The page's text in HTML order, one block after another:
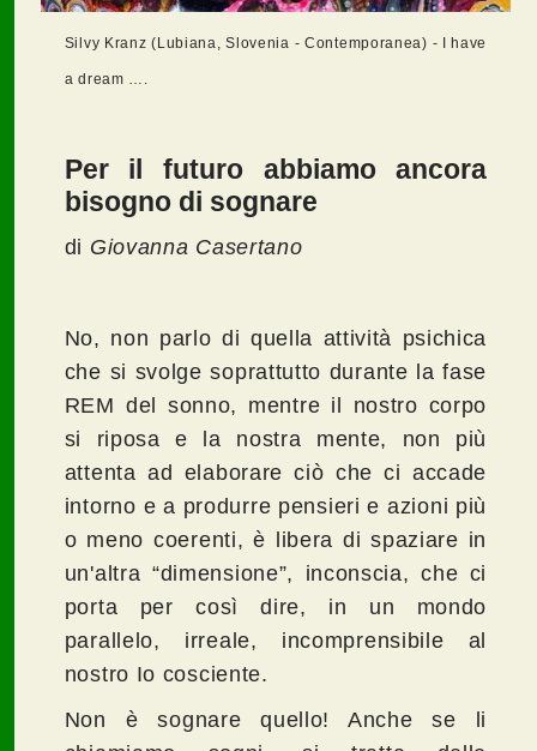
Silvy Kranz (Lubiana, Slovenia - Contemporanea) - I have
a dream ….
Per il futuro abbiamo ancora
bisogno di sognare
di Giovanna Casertano
No, non parlo di quella attività psichica
che si svolge soprattutto durante la fase
REM del sonno, mentre il nostro corpo
si riposa e la nostra mente, non più
attenta ad elaborare ciò che ci accade
intorno e a produrre pensieri e azioni più
o meno coerenti, è libera di spaziare in
un'altra “dimensione”, inconscia, che ci
porta per così dire, in un mondo
parallelo, irreale, incomprensibile al
nostro Io cosciente.
Non è sognare quello! Anche se li